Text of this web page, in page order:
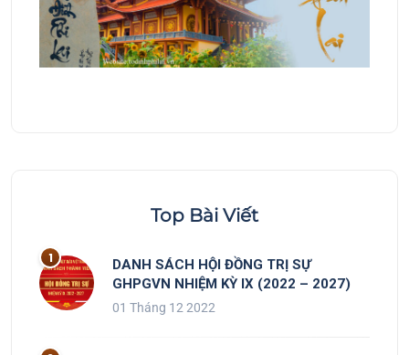
Top Bài Viết
DANH SÁCH HỘI ĐỒNG TRỊ SỰ
GHPGVN NHIỆM KỲ IX (2022 – 2027)
01 Tháng 12 2022